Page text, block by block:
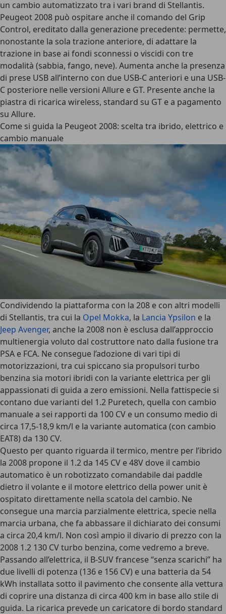
un cambio automatizzato tra i vari brand di Stellantis.
Peugeot 2008 può ospitare anche il comando del Grip
Control, ereditato dalla generazione precedente: permette,
nonostante la sola trazione anteriore, di adattare la
trazione in base ai fondi sconnessi o viscidi con tre
modalità (sabbia, fango, neve). Aumenta anche la presenza
di prese USB all’interno con due USB-C anteriori e una USB-
C posteriore nelle versioni Allure e GT. Presente anche la
piastra di ricarica wireless, standard su GT e a pagamento
su Allure.
Come si guida la Peugeot 2008: scelta tra ibrido, elettrico e
cambio manuale
Condividendo la piattaforma con la 208 e con altri modelli
di Stellantis, tra cui la Opel Mokka, la Lancia Ypsilon e la
Jeep Avenger, anche la 2008 non è esclusa dall’approccio
multienergia voluto dal costruttore nato dalla fusione tra
PSA e FCA. Ne consegue l’adozione di vari tipi di
motorizzazioni, tra cui spiccano sia propulsori turbo
benzina sia motori ibridi con la variante elettrica per gli
appassionati di guida a zero emissioni. Nella fattispecie si
contano due varianti del 1.2 Puretech, quella con cambio
manuale a sei rapporti da 100 CV e un consumo medio di
circa 17,5-18,9 km/l e la variante automatica (con cambio
EAT8) da 130 CV.
Questo per quanto riguarda il termico, mentre per l’ibrido
la 2008 propone il 1.2 da 145 CV e 48V dove il cambio
automatico è un robotizzato comandabile dai paddle
dietro il volante e il motore elettrico della power unit è
ospitato direttamente nella scatola del cambio. Ne
consegue una marcia parzialmente elettrica, specie nella
marcia urbana, che fa abbassare il dichiarato dei consumi
a circa 20,4 km/l. Non così ampio il divario di prezzo con la
2008 1.2 130 CV turbo benzina, come vedremo a breve.
Passando all’elettrica, il B-SUV francese “senza scarichi” ha
due livelli di potenza (136 e 156 CV) e una batteria da 54
kWh installata sotto il pavimento che consente alla vettura
di coprire una distanza di circa 400 km in base allo stile di
guida. La ricarica prevede un caricatore di bordo standard